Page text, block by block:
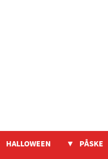
HALLOWEEN PÅSKE